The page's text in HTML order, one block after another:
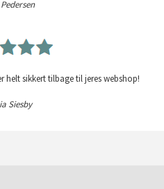
sikkert tilbage til jeres webshop!
Siesby